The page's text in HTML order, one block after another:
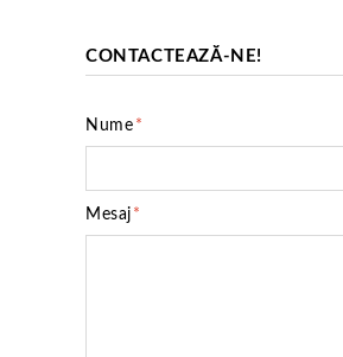
CONTACTEAZĂ-NE!
*
Nume
*
Mesaj